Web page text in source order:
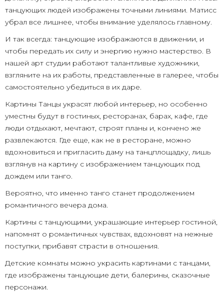
танцующих людей изображены точными линиями. Матисс
убрал все лишнее, чтобы внимание уделялось главному.
И так всегда: танцующие изображаются в движении, и
чтобы передать их силу и энергию нужно мастерство. В
нашей арт студии работают талантливые художники,
взгляните на их работы, представленные в галерее, чтобы
самостоятельно убедиться в их даре.
Картины Танцы украсят любой интерьер, но особенно
уместны будут в гостиных, ресторанах, барах, кафе, где
люди отдыхают, мечтают, строят планы и, кончено же
развлекаются. Где еще, как не в ресторане, можно
вдохновиться и пригласить даму на танцплощадку, лишь
взглянув на картину с изображением танцующих под
дождем или танго.
Вероятно, что именно танго станет продолжением
романтичного вечера дома.
Картины с танцующими, украшающие интерьер гостиной,
напомнят о романтичных чувствах, вдохновят на нежные
поступки, прибавят страсти в отношения.
Детские комнаты можно украсить картинами с танцами,
где изображены танцующие дети, балерины, сказочные
персонажи.